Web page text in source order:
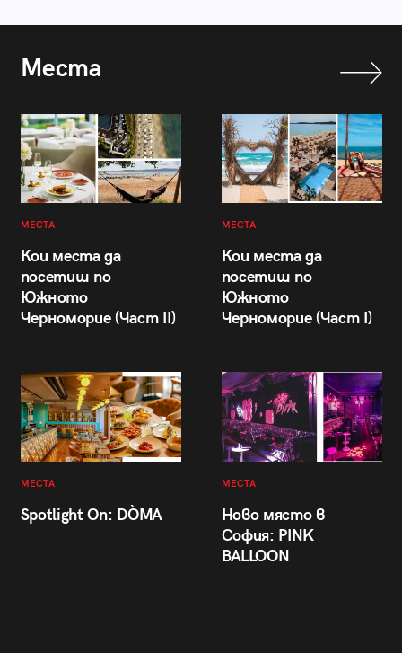
Места
МЕСТА
Кои места да
посетиш по
Южното
Черноморие (Част II)
МЕСТА
Кои места да
посетиш по
Южното
Черноморие (Част I)
МЕСТА
Spotlight On: DÒMA
МЕСТА
Ново място в
София: PINK
BALLOON